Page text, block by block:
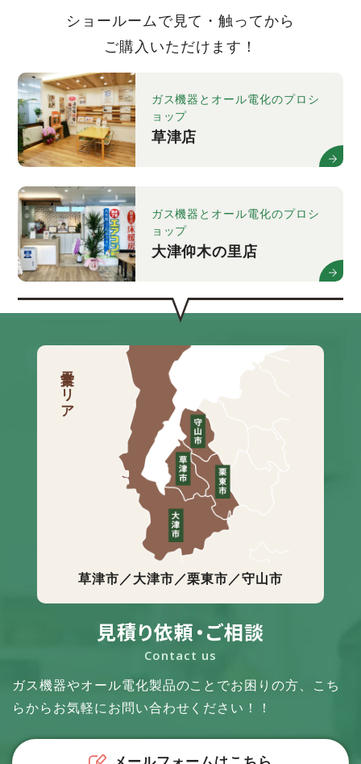
ショールームで見て・触ってから
ご購入いただけます！
ガス機器とオール電化のプロシ
ョップ
草津店
ガス機器とオール電化のプロシ
ョップ
大津仰木の里店
営業エリア
草津市／大津市／栗東市／守山市
見積り依頼・ご相談
Contact us
ガス機器やオール電化製品のことでお困りの方、
こち
らからお気軽にお問い合わせください！！